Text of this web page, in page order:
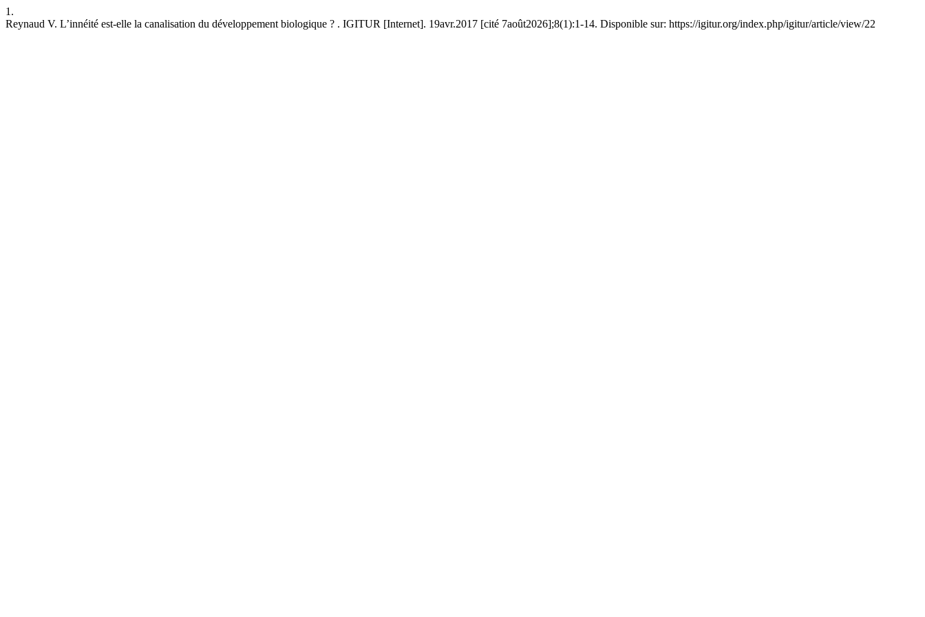
1.
Reynaud V. L’innéité est-elle la canalisation du développement biologique ? . IGITUR [Internet]. 19avr.2017 [cité 7août2026];8(1):1-14. Disponible sur: https://igitur.org/index.php/igitur/article/view/22